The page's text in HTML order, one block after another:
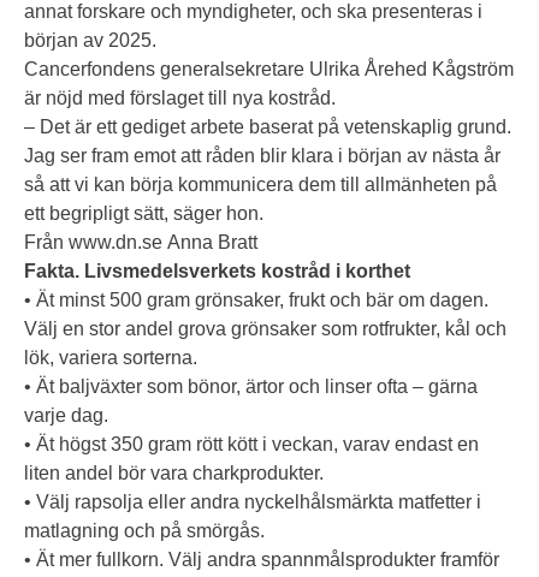
annat forskare och myndigheter, och ska presenteras i
början av 2025.
Cancerfondens generalsekretare Ulrika Årehed Kågström
är nöjd med förslaget till nya kostråd.
– Det är ett gediget arbete baserat på vetenskaplig grund.
Jag ser fram emot att råden blir klara i början av nästa år
så att vi kan börja kommunicera dem till allmänheten på
ett begripligt sätt, säger hon.
Från www.dn.se Anna Bratt
Fakta. Livsmedelsverkets kostråd i korthet
• Ät minst 500 gram grönsaker, frukt och bär om dagen.
Välj en stor andel grova grönsaker som rotfrukter, kål och
lök, variera sorterna.
• Ät baljväxter som bönor, ärtor och linser ofta – gärna
varje dag.
• Ät högst 350 gram rött kött i veckan, varav endast en
liten andel bör vara charkprodukter.
• Välj rapsolja eller andra nyckelhålsmärkta matfetter i
matlagning och på smörgås.
• Ät mer fullkorn. Välj andra spannmålsprodukter framför